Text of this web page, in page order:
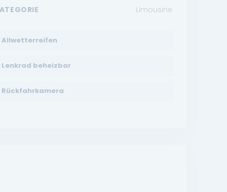
Limousine
Allwetterreifen
Lenkrad beheizbar
Rückfahrkamera